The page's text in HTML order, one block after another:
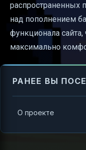
распространенных
над пополнением
функционала
максимально
РАНЕЕ ВЫ
О проекте